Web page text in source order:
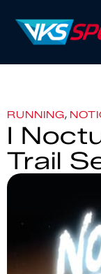
RUNNING,
I
Trail